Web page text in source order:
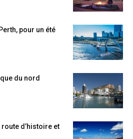
pour un été
du nord
route d’histoire et